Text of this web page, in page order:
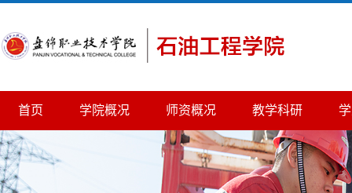
首页 学院概况 师资概况 教学科研